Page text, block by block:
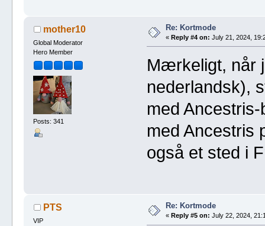
mother10
Global Moderator
Hero Member
Posts: 341
Re: Kortmode
«Reply #4 on: July 21, 2024,
Mærkeligt, når
nederlandsk),
med
med Ancestris
også et sted i
PTS
VIP
Re: Kortmode
«Reply #5 on: July 22, 2024,